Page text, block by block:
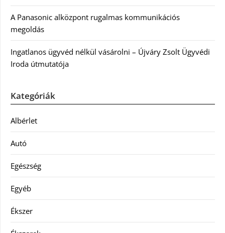
A Panasonic alközpont rugalmas kommunikációs
megoldás
Ingatlanos ügyvéd nélkül vásárolni – Újváry Zsolt Ügyvédi
Iroda útmutatója
Kategóriák
Albérlet
Autó
Egészség
Egyéb
Ékszer